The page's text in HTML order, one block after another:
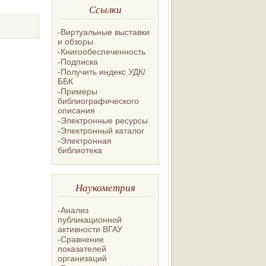
Ссылки
-Виртуальные выставки
и обзоры
-Книгообеспеченность
-Подписка
-Получить индекс УДК/
ББК
-Примеры
библиографического
описания
-Электронные ресурсы
-Электронный каталог
-Электронная
библиотека
Наукометрия
-Анализ
публикационной
активности ВГАУ
-Сравнение
показателей
организаций